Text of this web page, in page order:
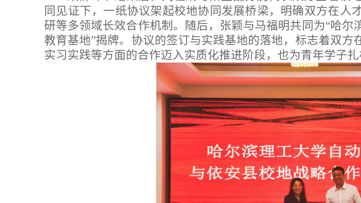
同见证下，一纸协议架起校地协同发展桥梁，明确双方在人
研等多领域长效合作机制。随后，张颖与马福明共同为“哈尔
教育基地”揭牌。协议的签订与实践基地的落地，标志着双方
实习实践等方面的合作迈入实质化推进阶段，也为青年学子